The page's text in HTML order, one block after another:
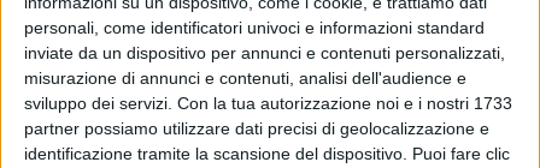
personali, come identificatori univoci e informazioni standard
inviate da un dispositivo per annunci e contenuti personalizzati,
misurazione di annunci e contenuti, analisi dell'audience e
sviluppo dei servizi. Con la tua autorizzazione noi e i nostri 1733
partner possiamo utilizzare dati precisi di geolocalizzazione e
identificazione tramite la scansione del dispositivo. Puoi fare clic
Michele Bravi e Mida: tra musica e vudù,
con "Popolare" ci raccontano l'invisibile
La presentazione del nuovo singolo sui social è stata
accompagnata da una clip a cui hanno preso parte
diverse personalità famose...